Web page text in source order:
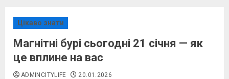
Цікаво знати
Магнітні бурі сьогодні 21 січня — як
це вплине на вас
ADMINCITYLIFE 20.01.2026